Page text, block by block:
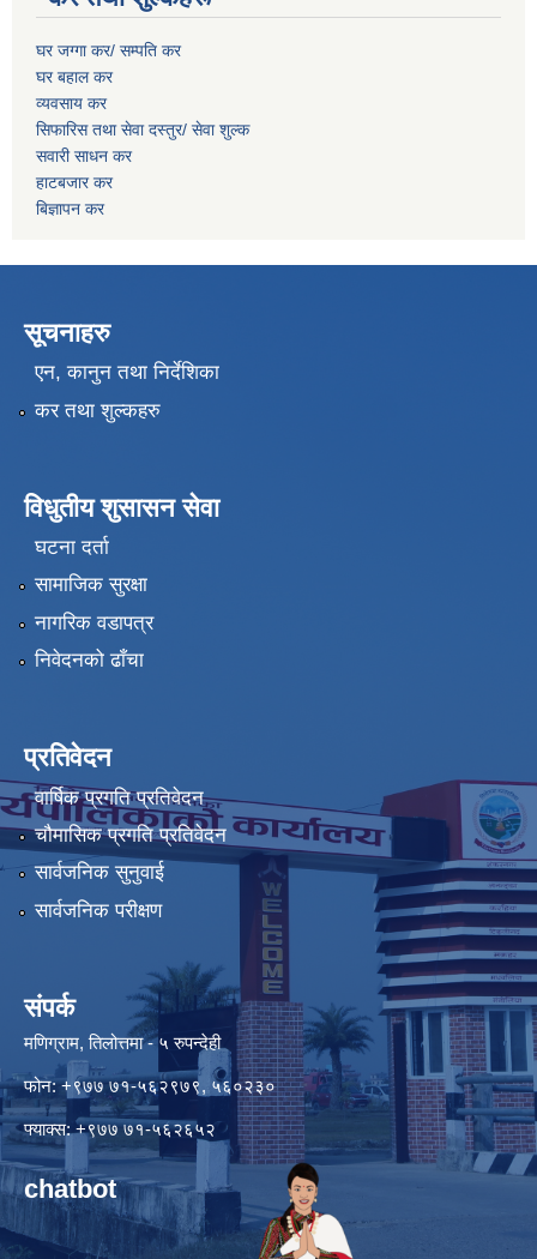
घर जग्गा कर/ सम्पति कर
घर बहाल कर
व्यवसाय कर
सिफारिस तथा सेवा दस्तुर/ सेवा शुल्क
सवारी साधन कर
हाटबजार कर
बिज्ञापन कर
सूचनाहरु
एन, कानुन तथा निर्देशिका
कर तथा शुल्कहरु
विधुतीय शुसासन सेवा
घटना दर्ता
सामाजिक सुरक्षा
नागरिक वडापत्र
निवेदनको ढाँचा
प्रतिवेदन
वार्षिक प्रगति प्रतिवेदन
चौमासिक प्रगति प्रतिवेदन
सार्वजनिक सुनुवाई
सार्वजनिक परीक्षण
संपर्क
मणिग्राम, तिलोत्तमा - ५ रुपन्देही
फोन: +९७७ ७१-५६२९७९, ५६०२३०
फ्याक्स: +९७७ ७१-५६२६५२
chatbot